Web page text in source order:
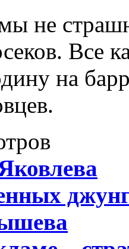
не
Все
на